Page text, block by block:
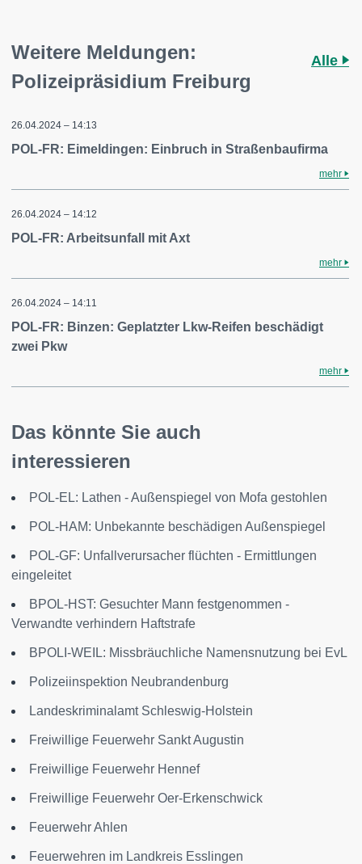
Weitere Meldungen:
Polizeipräsidium Freiburg
Alle
26.04.2024 – 14:13
POL-FR: Eimeldingen: Einbruch in Straßenbaufirma
mehr
26.04.2024 – 14:12
POL-FR: Arbeitsunfall mit Axt
mehr
26.04.2024 – 14:11
POL-FR: Binzen: Geplatzter Lkw-Reifen beschädigt
zwei Pkw
mehr
Das könnte Sie auch
interessieren
POL-EL: Lathen - Außenspiegel von Mofa gestohlen
POL-HAM: Unbekannte beschädigen Außenspiegel
POL-GF: Unfallverursacher flüchten - Ermittlungen
eingeleitet
BPOL-HST: Gesuchter Mann festgenommen -
Verwandte verhindern Haftstrafe
BPOLI-WEIL: Missbräuchliche Namensnutzung bei EvL
Polizeiinspektion Neubrandenburg
Landeskriminalamt Schleswig-Holstein
Freiwillige Feuerwehr Sankt Augustin
Freiwillige Feuerwehr Hennef
Freiwillige Feuerwehr Oer-Erkenschwick
Feuerwehr Ahlen
Feuerwehren im Landkreis Esslingen